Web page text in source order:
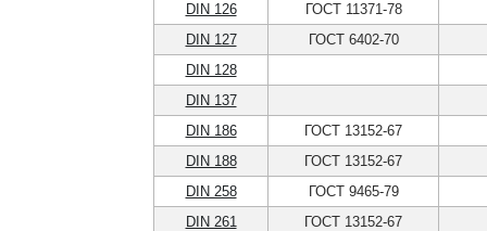
DIN 126
ГОСТ 11371-78
DIN 127
ГОСТ 6402-70
DIN 128
DIN 137
DIN 186
ГОСТ 13152-67
DIN 188
ГОСТ 13152-67
DIN 258
ГОСТ 9465-79
DIN 261
ГОСТ 13152-67